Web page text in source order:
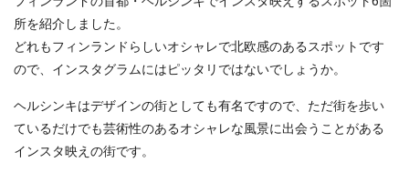
所を紹介しました。
どれもフィンランドらしいオシャレで北欧感のあるスポットです
ので、インスタグラムにはピッタリではないでしょうか。
ヘルシンキはデザインの街としても有名ですので、ただ街を歩い
ているだけでも芸術性のあるオシャレな風景に出会うことがある
インスタ映えの街です。